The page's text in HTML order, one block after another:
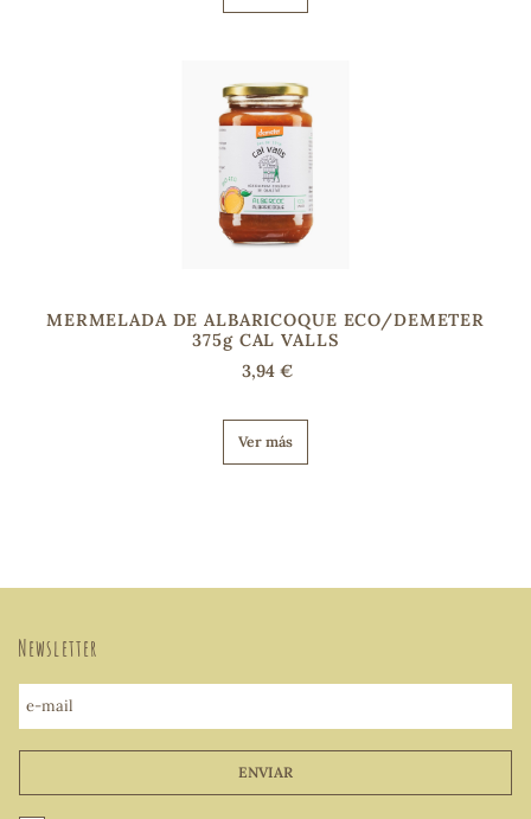
MERMELADA DE ALBARICOQUE ECO/DEMETER
375g CAL VALLS
3,94 €
Ver más
Newsletter
e-mail
ENVIAR